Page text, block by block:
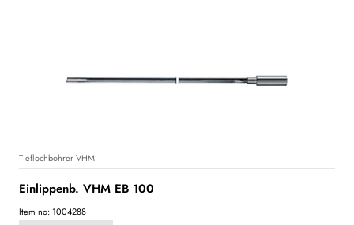
Tieflochbohrer VHM
Einlippenb. VHM EB 100
Item no: 1004288